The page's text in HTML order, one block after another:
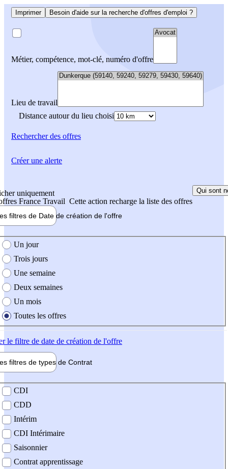
Imprimer Besoin d'aide sur la recherche d'offres d'emploi ?
Métier, compétence, mot-clé, numéro d'offre
Lieu de travail
Distance autour du lieu choisi
Rechercherdes offres
uniquement
France Travail Cette action recharge la liste des offres
Qui sont
filtres de Date de création de l'offre
création de l'offre
Un jour
Trois jours
Une semaine
Deux semaines
Un mois
Toutes les offres
le filtre de date de création de l'offre
filtres de types de Contrat
contrat
CDI
CDD
Intérim
CDI Intérimaire
Saisonnier
Contrat apprentissage
Créer une alerte